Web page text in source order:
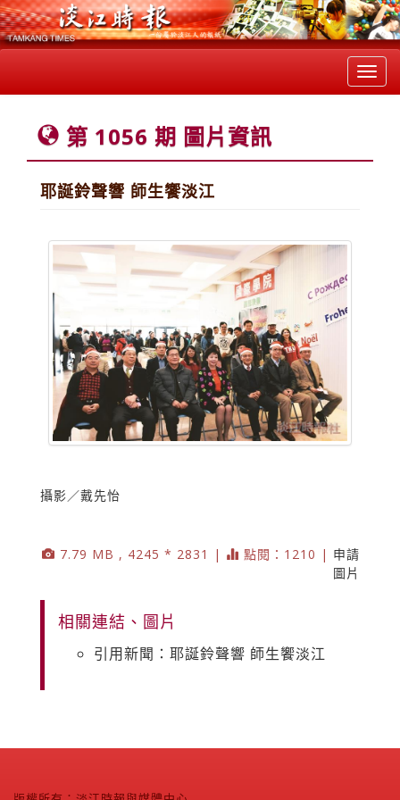
第 1056 期 圖片資訊
耶誕鈴聲響 師生饗淡江
攝影／戴先怡
7.79 MB , 4245 * 2831 | 點閱：1210 | 申請
圖片
相關連結、圖片
引用新聞：耶誕鈴聲響 師生饗淡江